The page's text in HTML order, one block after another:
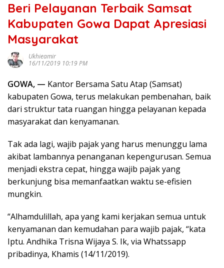
Beri Pelayanan Terbaik Samsat
Kabupaten Gowa Dapat Apresiasi
Masyarakat
Ukhieamir
16/11/2019 10:19 PM
GOWA, — Kantor Bersama Satu Atap (Samsat)
kabupaten Gowa, terus melakukan pembenahan, baik
dari struktur tata ruangan hingga pelayanan kepada
masyarakat dan kenyamanan.
Tak ada lagi, wajib pajak yang harus menunggu lama
akibat lambannya penanganan kepengurusan. Semua
menjadi ekstra cepat, hingga wajib pajak yang
berkunjung bisa memanfaatkan waktu se-efisien
mungkin.
“Alhamdulillah, apa yang kami kerjakan semua untuk
kenyamanan dan kemudahan para wajib pajak, “kata
Iptu. Andhika Trisna Wijaya S. Ik, via Whatssapp
pribadinya, Khamis (14/11/2019).